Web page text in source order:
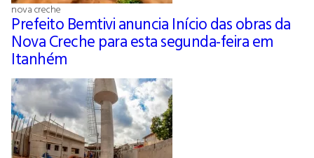
nova creche
Prefeito Bemtivi anuncia Início das obras da
Nova Creche para esta segunda-feira em
Itanhém